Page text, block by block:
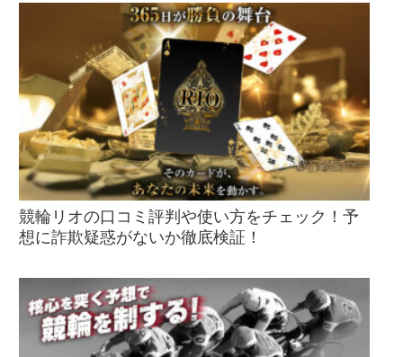
競輪リオの口コミ評判や使い方をチェック！予
想に詐欺疑惑がないか徹底検証！